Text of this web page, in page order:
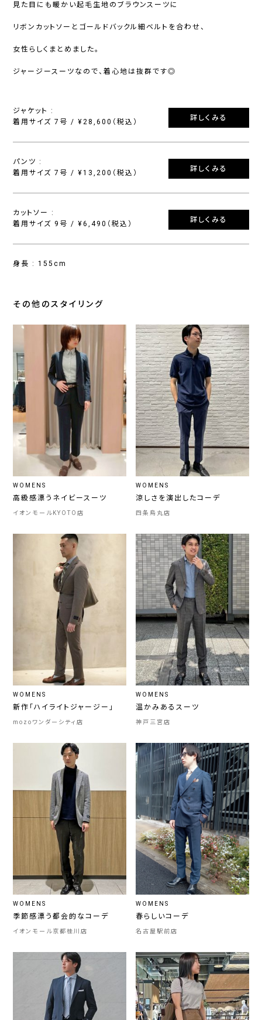
見た目にも暖かい起毛生地のブラウンスーツに
リボンカットソーとゴールドバックル細ベルトを合わせ、
女性らしくまとめました。
ジャージースーツなので、着心地は抜群です◎
ジャケット :
着用サイズ 7号 / ¥28,600（税込）
詳しくみる
パンツ :
着用サイズ 7号 / ¥13,200（税込）
詳しくみる
カットソー :
着用サイズ 9号 / ¥6,490（税込）
詳しくみる
身長 : 155cm
その他のスタイリング
WOMENS
高級感漂うネイビースーツ
イオンモールKYOTO店
WOMENS
涼しさを演出したコーデ
四条烏丸店
WOMENS
新作「ハイライトジャージー」
mozoワンダーシティ店
WOMENS
温かみあるスーツ
神戸三宮店
WOMENS
季節感漂う都会的なコーデ
イオンモール京都桂川店
WOMENS
春らしいコーデ
名古屋駅前店